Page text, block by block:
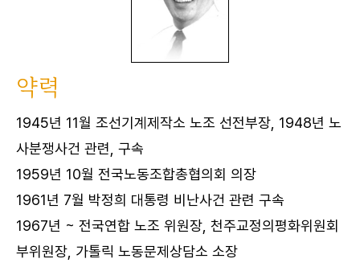
약력
1945년 11월 조선기계제작소 노조 선전부장, 1948년 노
사분쟁사건 관련, 구속
1959년 10월 전국노동조합총협의회 의장
1961년 7월 박정희 대통령 비난사건 관련 구속
1967년 ~ 전국연합 노조 위원장, 천주교정의평화위원회
부위원장, 가톨릭 노동문제상담소 소장